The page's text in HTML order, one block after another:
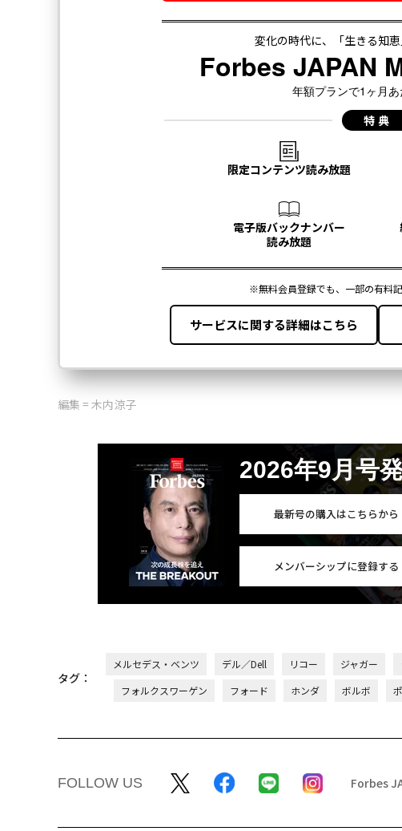
編集 = 木内涼子
2026年9月号
最新号の購入はこちらから
メンバーシップに登録する
タグ：
メルセデス・ベンツ デル／Dell リコー ジャガー
フォルクスワーゲン
フォード ホンダ ボルボ
FOLLOW US Forbes